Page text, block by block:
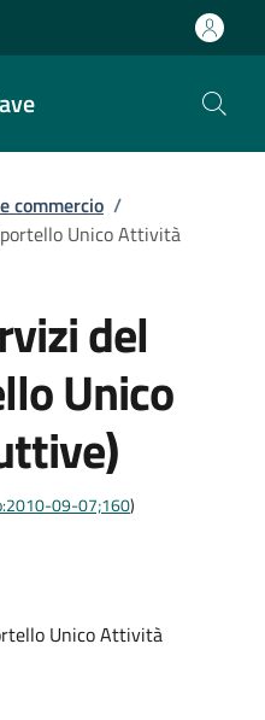
commercio /
Unico Attività
del
Unico
09-07;160)
Unico Attività